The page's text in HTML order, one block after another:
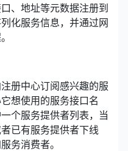
、地址等元数据注册到
化服务信息，并通过网
册中心订阅感兴趣的服
想使用的服务接口名
个服务提供者列表，当
已有服务提供者下线
务消费者。